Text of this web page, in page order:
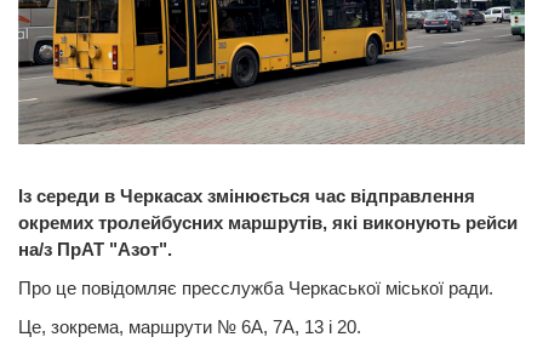
Із середи в Черкасах змінюється час відправлення
окремих тролейбусних маршрутів, які виконують рейси
на/з ПрАТ "Азот".
Про це повідомляє пресслужба Черкаської міської ради.
Це, зокрема, маршрути № 6А, 7А, 13 і 20.